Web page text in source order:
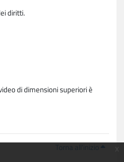
diritti.
di dimensioni superiori è
Torna all'inizio